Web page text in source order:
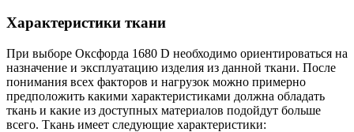
Характеристики ткани
При выборе Оксфорда 1680 D необходимо ориентироваться на
назначение и эксплуатацию изделия из данной ткани. После
понимания всех факторов и нагрузок можно примерно
предположить какими характеристиками должна обладать
ткань и какие из доступных материалов подойдут больше
всего. Ткань имеет следующие характеристики: